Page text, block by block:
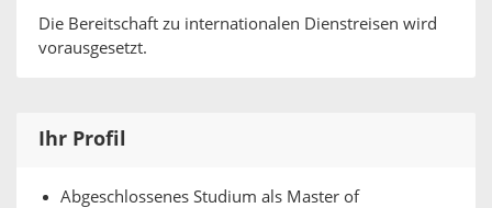
Die Bereitschaft zu internationalen Dienstreisen wird
vorausgesetzt.
Ihr Profil
Abgeschlossenes Studium als Master of